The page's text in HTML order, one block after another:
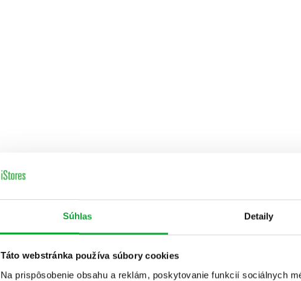
Súhlas Detaily
Táto webstránka používa súbory cookies
Na prispôsobenie obsahu a reklám, poskytovanie funkcií sociálnych